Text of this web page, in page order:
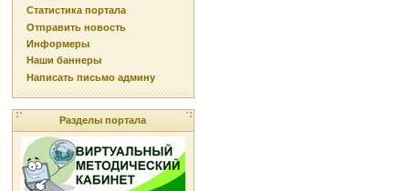
Статистика портала
Отправить новость
Информеры
Наши баннеры
Написать письмо админу
Разделы портала